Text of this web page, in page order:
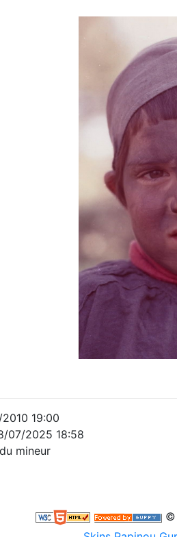
19:00
07/2025 18:58
mineur
©